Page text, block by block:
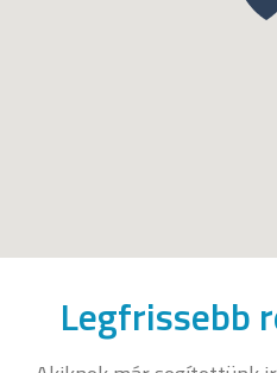
Legfrissebb